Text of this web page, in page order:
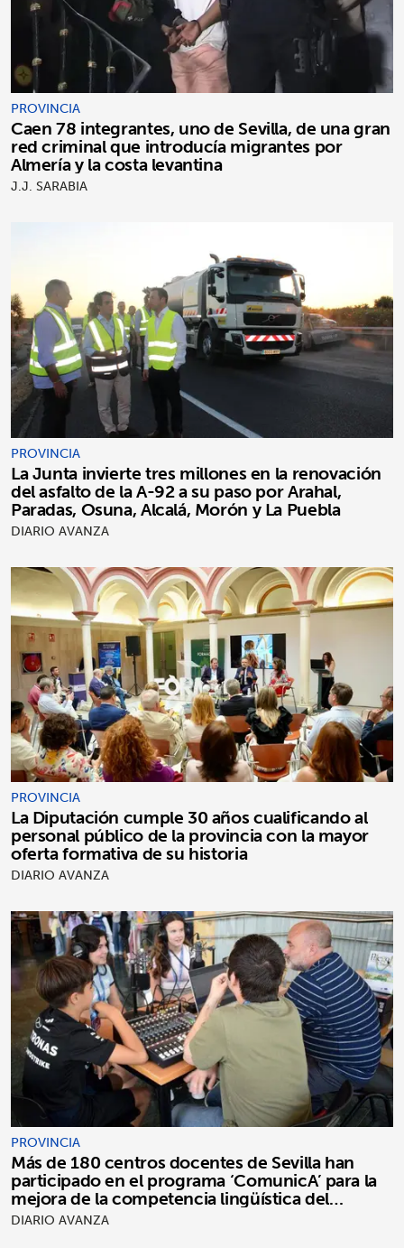
PROVINCIA
Caen 78 integrantes, uno de Sevilla, de una gran
red criminal que introducía migrantes por
Almería y la costa levantina
J.J. SARABIA
PROVINCIA
La Junta invierte tres millones en la renovación
del asfalto de la A-92 a su paso por Arahal,
Paradas, Osuna, Alcalá, Morón y La Puebla
DIARIO AVANZA
PROVINCIA
La Diputación cumple 30 años cualificando al
personal público de la provincia con la mayor
oferta formativa de su historia
DIARIO AVANZA
PROVINCIA
Más de 180 centros docentes de Sevilla han
participado en el programa ‘ComunicA’ para la
mejora de la competencia lingüística del
alumnado
DIARIO AVANZA